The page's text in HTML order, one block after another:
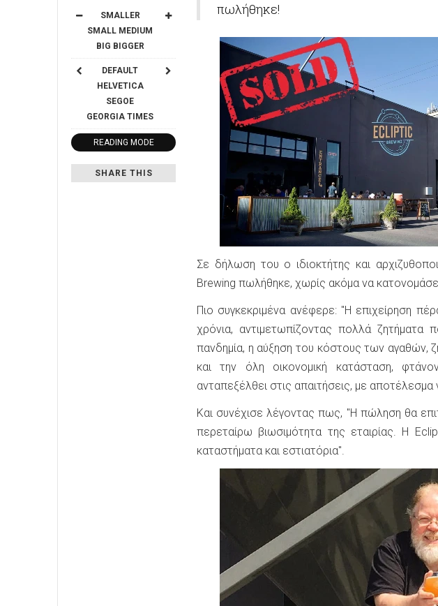
SMALLER
SMALL MEDIUM
BIG BIGGER
DEFAULT
HELVETICA
SEGOE
GEORGIA TIMES
READING MODE
SHARE THIS
πωλήθηκε!
Σε δήλωση του ο ιδιοκτήτης και
Brewing πωλήθηκε, χωρίς ακόμα να
Πιο συγκεκριμένα ανέφερε: "Η επιχείρηση
χρόνια, αντιμετωπίζοντας πολλά
πανδημία, η αύξηση του κόστους των αγαθών,
και την όλη οικονομική κατάσταση,
ανταπεξέλθει στις απαιτήσεις, με
Και συνέχισε λέγοντας πως, "Η πώληση θα
περεταίρω βιωσιμότητα της εταιρίας. Η
καταστήματα και εστιατόρια".